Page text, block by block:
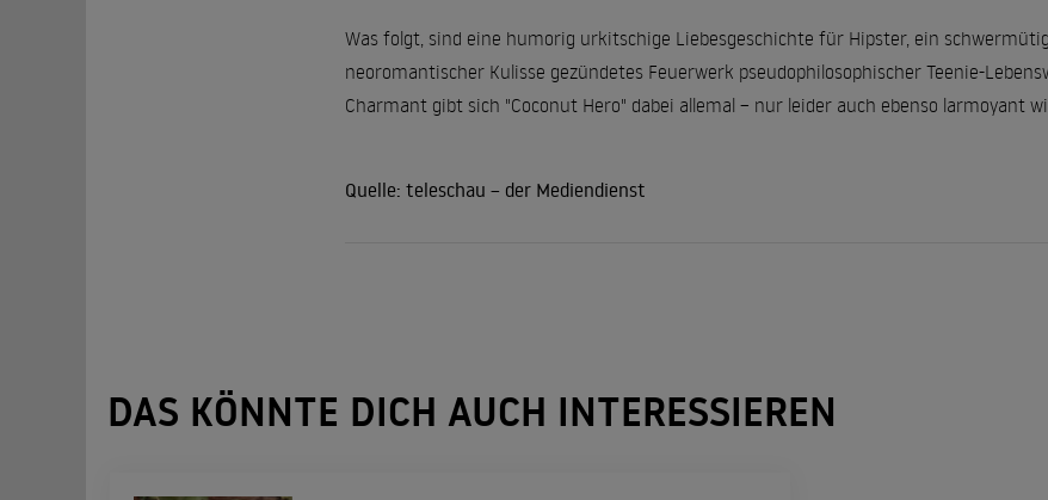
Was folgt, sind eine humorig urkitschige Liebesgeschichte für Hipster, ein
neoromantischer Kulisse gezündetes Feuerwerk pseudophilosophischer Teenie-
Charmant gibt sich "Coconut Hero" dabei allemal – nur leider auch ebenso larmoyant
Quelle: teleschau – der Mediendienst
DAS KÖNNTE DICH AUCH INTERESSIEREN